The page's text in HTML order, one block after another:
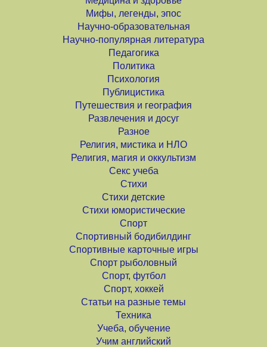
Мифы, легенды, эпос
Научно-образовательная
Научно-популярная литература
Педагогика
Политика
Психология
Публицистика
Путешествия и география
Развлечения и досуг
Разное
Религия, мистика и НЛО
Религия, магия и оккультизм
Секс учеба
Стихи
Стихи детские
Стихи юмористические
Спорт
Спортивный бодибилдинг
Спортивные карточные игры
Спорт рыболовный
Спорт, футбол
Спорт, хоккей
Статьи на разные темы
Техника
Учеба, обучение
Учим английский